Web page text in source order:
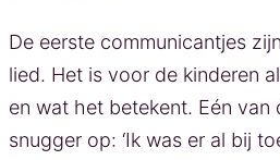
De eerste communicantjes
lied. Het is voor de kinderen
en wat het betekent. Eén
snugger op: ‘Ik was er al bij